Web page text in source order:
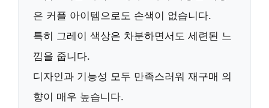
은 커플 아이템으로도 손색이 없습니다.
특히 그레이 색상은 차분하면서도 세련된 느
낌을 줍니다.
디자인과 기능성 모두 만족스러워 재구매 의
향이 매우 높습니다.